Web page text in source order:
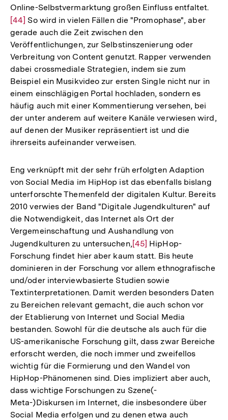
Online-Selbstvermarktung großen Einfluss entfaltet.
[44] So wird in vielen Fällen die "Promophase", aber
gerade auch die Zeit zwischen den
Veröffentlichungen, zur Selbstinszenierung oder
Verbreitung von Content genutzt. Rapper verwenden
dabei crossmediale Strategien, indem sie zum
Beispiel ein Musikvideo zur ersten Single nicht nur in
einem einschlägigen Portal hochladen, sondern es
häufig auch mit einer Kommentierung versehen, bei
der unter anderem auf weitere Kanäle verwiesen wird,
auf denen der Musiker repräsentiert ist und die
ihrerseits aufeinander verweisen.
Eng verknüpft mit der sehr früh erfolgten Adaption
von Social Media im HipHop ist das ebenfalls bislang
unterforschte Themenfeld der digitalen Kultur. Bereits
2010 verwies der Band "Digitale Jugendkulturen" auf
die Notwendigkeit, das Internet als Ort der
Vergemeinschaftung und Aushandlung von
Jugendkulturen zu untersuchen,Zur
Auflösung
der
Fußnote
[45] HipHop-
Forschung findet hier aber kaum statt. Bis heute
dominieren in der Forschung vor allem ethnografische
und/oder interviewbasierte Studien sowie
Textinterpretationen. Damit werden besonders Daten
zu Bereichen relevant gemacht, die auch schon vor
der Etablierung von Internet und Social Media
bestanden. Sowohl für die deutsche als auch für die
US-amerikanische Forschung gilt, dass zwar Bereiche
erforscht werden, die noch immer und zweifellos
wichtig für die Formierung und den Wandel von
HipHop-Phänomenen sind. Dies impliziert aber auch,
dass wichtige Forschungen zu Szene(-
Meta-)Diskursen im Internet, die insbesondere über
Social Media erfolgen und zu denen etwa auch